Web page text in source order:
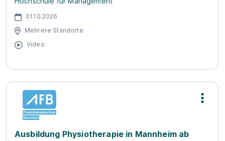
01.10.2026
Mehrere Standorte
Video
Ausbildung Physiotherapie in Mannheim ab